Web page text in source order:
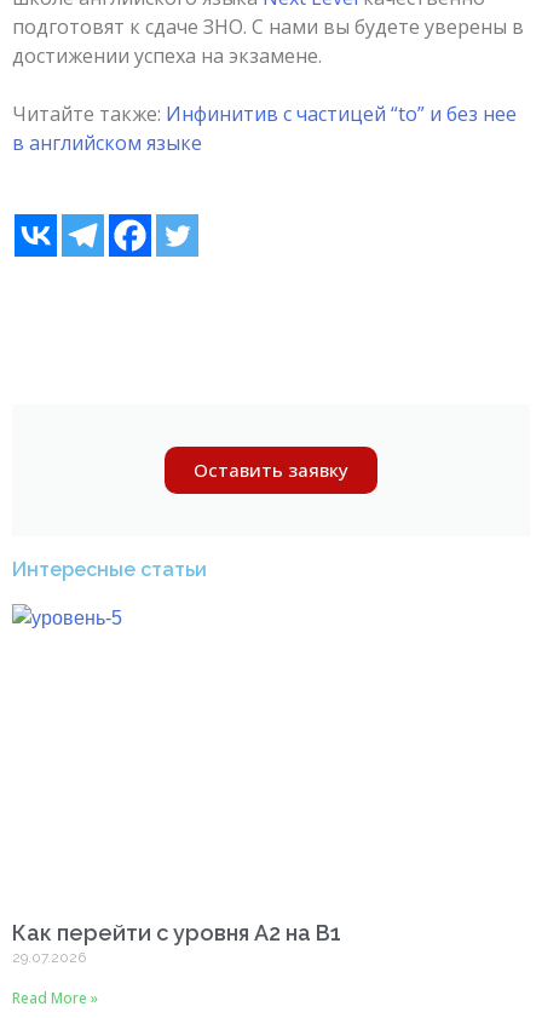
подготовят к сдаче ЗНО. С нами вы будете уверены в
достижении успеха на экзамене.
Читайте также: Инфинитив с частицей “to” и без нее
в английском языке
Оставить заявку
Интересные статьи
Как перейти с уровня A2 на B1
29.07.2026
Read More »